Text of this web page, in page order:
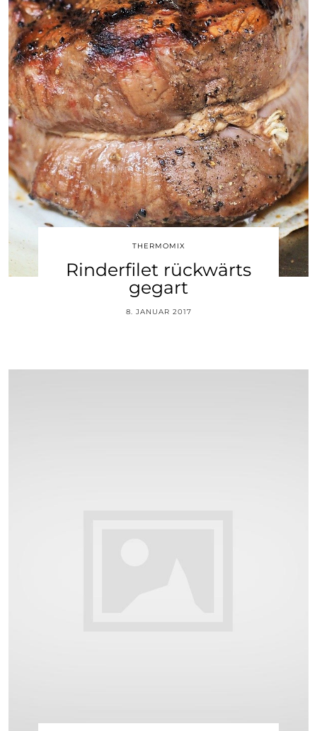
THERMOMIX
Rinderfilet rückwärts
gegart
8. JANUAR 2017